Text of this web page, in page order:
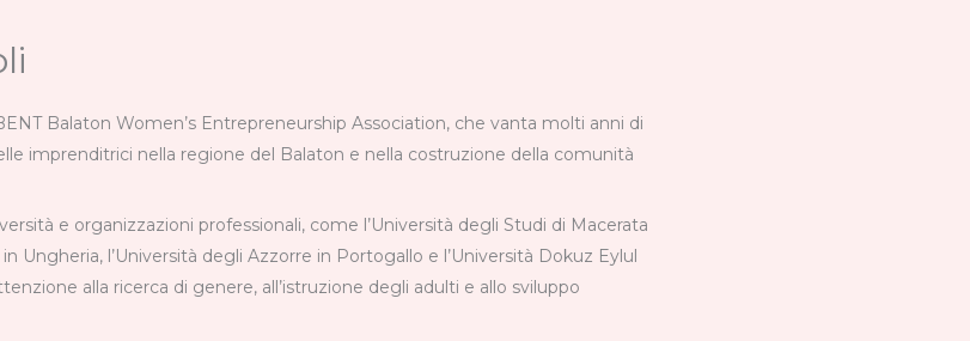
Balaton Women’s Entrepreneurship Association, che vanta molti anni di
imprenditrici nella regione del Balaton e nella costruzione della comunità
e organizzazioni professionali, come l’Università degli Studi di Macerata
Ungheria, l’Università degli Azzorre in Portogallo e l’Università Dokuz Eylul
alla ricerca di genere, all’istruzione degli adulti e allo sviluppo